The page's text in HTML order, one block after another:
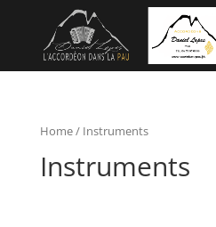
Home/ Instruments
Instruments